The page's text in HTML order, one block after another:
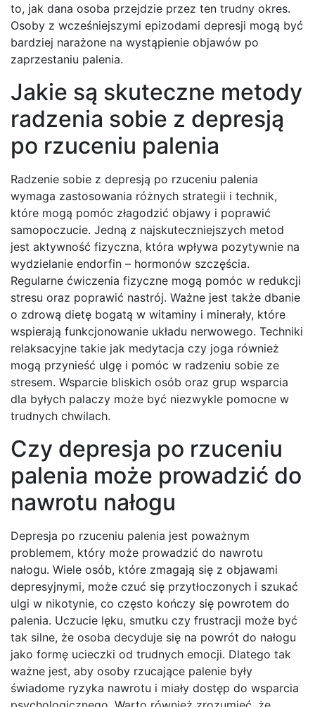
to, jak dana osoba przejdzie przez ten trudny okres.
Osoby z wcześniejszymi epizodami depresji mogą być
bardziej narażone na wystąpienie objawów po
zaprzestaniu palenia.
Jakie są skuteczne metody
radzenia sobie z depresją
po rzuceniu palenia
Radzenie sobie z depresją po rzuceniu palenia
wymaga zastosowania różnych strategii i technik,
które mogą pomóc złagodzić objawy i poprawić
samopoczucie. Jedną z najskuteczniejszych metod
jest aktywność fizyczna, która wpływa pozytywnie na
wydzielanie endorfin – hormonów szczęścia.
Regularne ćwiczenia fizyczne mogą pomóc w redukcji
stresu oraz poprawić nastrój. Ważne jest także dbanie
o zdrową dietę bogatą w witaminy i minerały, które
wspierają funkcjonowanie układu nerwowego. Techniki
relaksacyjne takie jak medytacja czy joga również
mogą przynieść ulgę i pomóc w radzeniu sobie ze
stresem. Wsparcie bliskich osób oraz grup wsparcia
dla byłych palaczy może być niezwykle pomocne w
trudnych chwilach.
Czy depresja po rzuceniu
palenia może prowadzić do
nawrotu nałogu
Depresja po rzuceniu palenia jest poważnym
problemem, który może prowadzić do nawrotu
nałogu. Wiele osób, które zmagają się z objawami
depresyjnymi, może czuć się przytłoczonych i szukać
ulgi w nikotynie, co często kończy się powrotem do
palenia. Uczucie lęku, smutku czy frustracji może być
tak silne, że osoba decyduje się na powrót do nałogu
jako formę ucieczki od trudnych emocji. Dlatego tak
ważne jest, aby osoby rzucające palenie były
świadome ryzyka nawrotu i miały dostęp do wsparcia